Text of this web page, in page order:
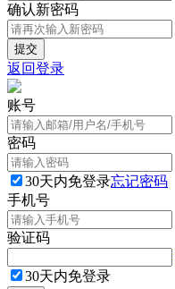
确认新密码
返回登录
账号
密码
30天内免登录忘记密码
手机号
验证码
30天内免登录